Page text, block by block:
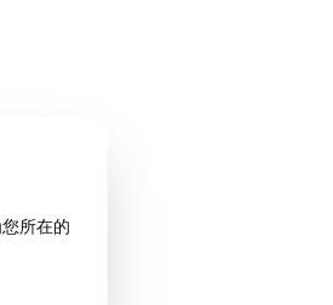
所在的